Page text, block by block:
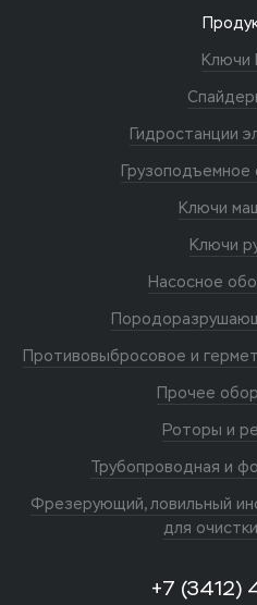
Ключи
Гидростанции
Грузоподъемное
Ключи
Ключи
Насосное
Противовыбросовое и
Прочее
Роторы и
Трубопроводная и
Фрезерующий, ловильный
для
+7 (3412)